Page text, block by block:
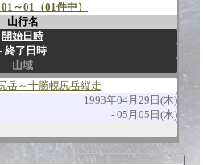
～01（01件中）
山行名
開始日時
終了日時
山域
岳～十勝幌尻岳縦走
1993年04月29日(木)
05月05日(水)